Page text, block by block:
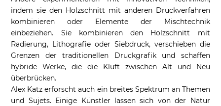
indem sie den Holzschnitt mit anderen Druckverfahren
kombinieren oder Elemente der Mischtechnik
einbeziehen. Sie kombinieren den Holzschnitt mit
Radierung, Lithografie oder Siebdruck, verschieben die
Grenzen der traditionellen Druckgrafik und schaffen
hybride Werke, die die Kluft zwischen Alt und Neu
überbrücken.
Alex Katz erforscht auch ein breites Spektrum an Themen
und Sujets. Einige Künstler lassen sich von der Natur